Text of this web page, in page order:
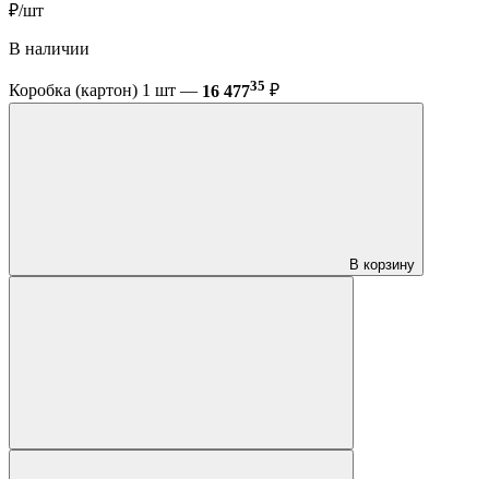
₽/шт
В наличии
Коробка (картон) 1 шт — 16 47735 ₽
В корзину